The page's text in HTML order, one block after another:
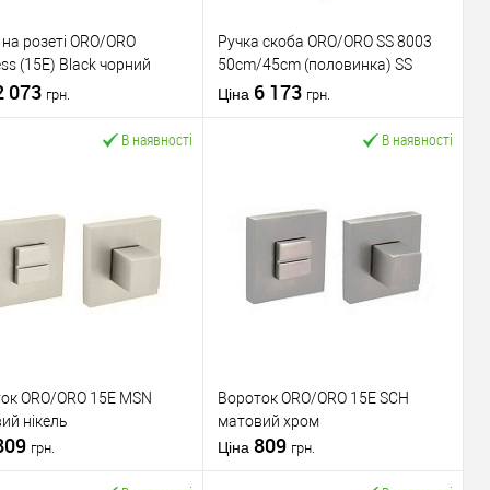
розеті ORO/ORO
(15E) Black чорний
073 грн.
До
порівняння
У обране
дверей
для металевих
виробник
Італія
Ручка скоба ORO/ORO SS 8003
50cm/45cm (половинка) SS
нержавіюча сталь
Ціна 6 173 грн.
Купити в 1 клік
порівняння
У обране
Матеріал дверей
для металевих
Країна виробник
Італія
В наявності
ORO/ORO 15E MSN
нікель
грн.
В наявності
Вороток ORO/ORO 15E SCH
матовий хром
Ціна 809 грн.